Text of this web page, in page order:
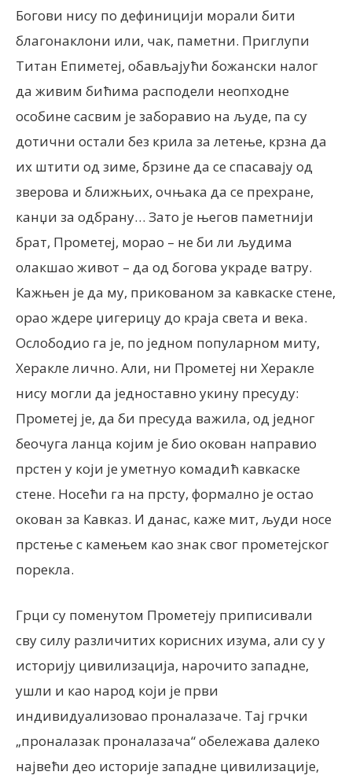
Богови нису по дефиницији морали бити
благонаклони или, чак, паметни. Приглупи
Титан Епиметеј, обављајући божански налог
да живим бићима расподели неопходне
особине сасвим је заборавио на људе, па су
дотични остали без крила за летење, крзна да
их штити од зиме, брзине да се спасавају од
зверова и ближњих, очњака да се прехране,
канџи за одбрану… Зато је његов паметнији
брат, Прометеј, морао – не би ли људима
олакшао живот – да од богова украде ватру.
Кажњен је да му, прикованом за кавкаске стене,
орао ждере џигерицу до краја света и века.
Ослободио га је, по једном популарном миту,
Херакле лично. Али, ни Прометеј ни Херакле
нису могли да једноставно укину пресуду:
Прометеј је, да би пресуда важила, од једног
беочуга ланца којим је био окован направио
прстен у који је уметнуо комадић кавкаске
стене. Носећи га на прсту, формално је остао
окован за Кавказ. И данас, каже мит, људи носе
прстење с камењем као знак свог прометејског
порекла.
Грци су поменутом Прометеју приписивали
сву силу различитих корисних изума, али су у
историју цивилизација, нарочито западне,
ушли и као народ који је први
индивидуализовао проналазаче. Тај грчки
„проналазак проналазача“ обележава далеко
највећи део историје западне цивилизације,